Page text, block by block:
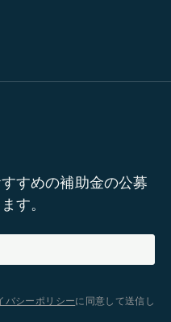
すめの補助金の公募
す。
バシーポリシーに同意して送信し